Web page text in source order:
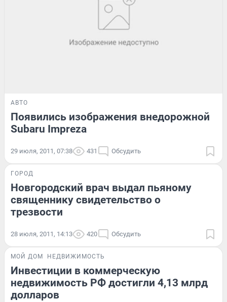
АВТО
Появились изображения внедорожной
Subaru Impreza
29 июля, 2011, 07:38 431 Обсудить
ГОРОД
Новгородский врач выдал пьяному
священнику свидетельство о
трезвости
28 июля, 2011, 14:13 420 Обсудить
МОЙ ДОМ НЕДВИЖИМОСТЬ
Инвестиции в коммерческую
недвижимость РФ достигли 4,13 млрд
долларов